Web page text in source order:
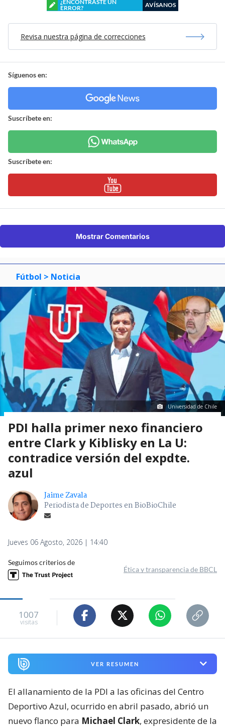
¿ENCONTRASTE UN
ERROR?
AVÍSANOS
Revisa nuestra página de correcciones
Síguenos en:
Suscríbete en:
Suscríbete en:
Mostrar Comentarios
Fútbol > Noticia
Universidad de Chile
PDI halla primer nexo financiero
entre Clark y Kiblisky en La U:
contradice versión del expdte.
azul
Jaime Zavala
Periodista de Deportes en BioBioChile
Jueves 06 Agosto, 2026 | 14:40
Seguimos criterios de
Ética y transparencia de BBCL
1007
visitas
VER RESUMEN
El allanamiento de la PDI a las oficinas del Centro
Deportivo Azul, ocurrido en abril pasado, abrió un
nuevo flanco para Michael Clark, expresidente de la